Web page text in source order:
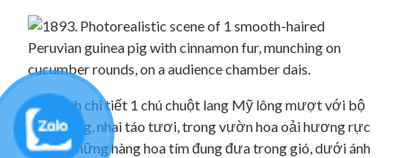
581. Ảnh chi tiết 1 chú chuột lang Mỹ lông mượt với bộ
lông trắng, nhai táo tươi, trong vườn hoa oải hương rực
rỡ với những hàng hoa tím đung đưa trong gió, dưới ánh